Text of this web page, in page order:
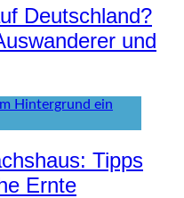
Deutschland?
und
Tipps
Ernte